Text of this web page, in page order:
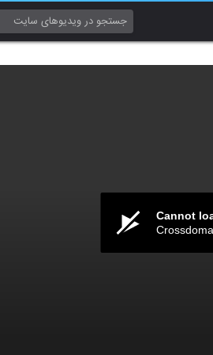
Cannot